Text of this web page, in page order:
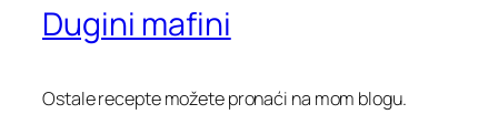
Dugini mafini
Ostale recepte možete pronaći na mom blogu.